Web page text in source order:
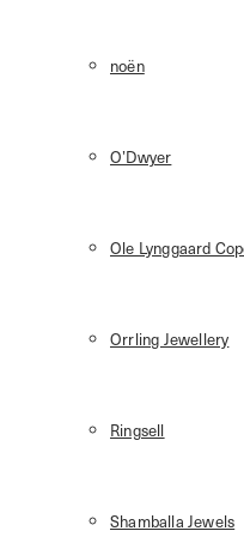
noën
O’Dwyer
Ole Lynggaard
Orrling Jewellery
Ringsell
Shamballa Jewels